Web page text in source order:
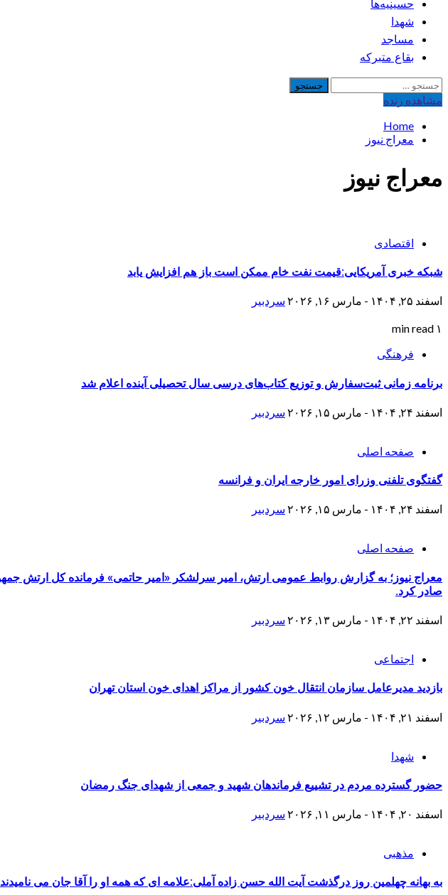
حسینیه‌ها
شهدا
مساجد
بقاع متبرکه
جستجو
برای:
مشاهده‌ زنده
Home
معراج نیوز
معراج نیوز
اقتصادی
شبکه خبری آمریکایی:قیمت نفت خام ممکن است باز هم افزایش یابد
اسفند ۲۵, ۱۴۰۴ - مارس ۱۶, ۲۰۲۶ سردبیر
۱ min read
فرهنگی
برنامه زمانی ثبت‌سفارش و توزیع کتاب‌های درسی سال تحصیلی آینده اعلام شد
اسفند ۲۴, ۱۴۰۴ - مارس ۱۵, ۲۰۲۶ سردبیر
صفحه اصلی
گفتگوی تلفنی وزرای امور خارجه ایران و فرانسه
اسفند ۲۴, ۱۴۰۴ - مارس ۱۵, ۲۰۲۶ سردبیر
صفحه اصلی
صادر کرد.
اسفند ۲۲, ۱۴۰۴ - مارس ۱۳, ۲۰۲۶ سردبیر
اجتماعی
بازدید مدیرعامل سازمان انتقال خون کشور از مراکز اهدای خون استان تهران
اسفند ۲۱, ۱۴۰۴ - مارس ۱۲, ۲۰۲۶ سردبیر
شهدا
حضور گسترده مردم در تشییع فرماندهان شهید و جمعی از شهدای جنگ رمضان
اسفند ۲۰, ۱۴۰۴ - مارس ۱۱, ۲۰۲۶ سردبیر
مذهبی
به بهانه چهلمین روز درگذشت آیت الله حسن زاده آملی:علامه ای که همه او را آقا جان می نامیدند